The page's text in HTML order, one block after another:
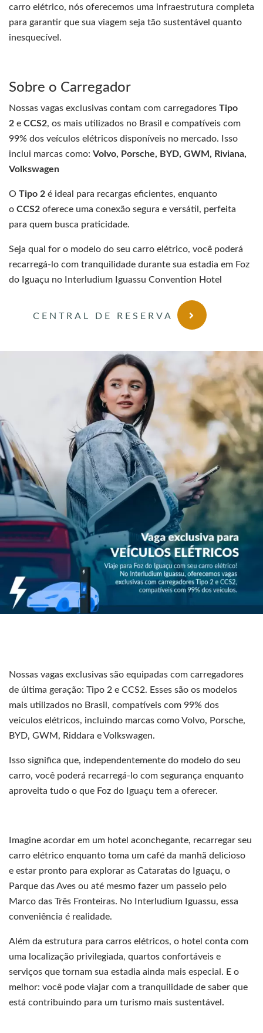
carro elétrico, nós oferecemos uma infraestrutura completa
para garantir que sua viagem seja tão sustentável quanto
inesquecível.
Sobre o Carregador
Nossas vagas exclusivas contam com carregadores Tipo
2 e CCS2, os mais utilizados no Brasil e compatíveis com
99% dos veículos elétricos disponíveis no mercado. Isso
inclui marcas como: Volvo, Porsche, BYD, GWM, Riviana,
Volkswagen
O Tipo 2 é ideal para recargas eficientes, enquanto
o CCS2 oferece uma conexão segura e versátil, perfeita
para quem busca praticidade.
Seja qual for o modelo do seu carro elétrico, você poderá
recarregá-lo com tranquilidade durante sua estadia em Foz
do Iguaçu no Interludium Iguassu Convention Hotel
CENTRAL DE RESERVA
Nossas vagas exclusivas são equipadas com carregadores
de última geração: Tipo 2 e CCS2. Esses são os modelos
mais utilizados no Brasil, compatíveis com 99% dos
veículos elétricos, incluindo marcas como Volvo, Porsche,
BYD, GWM, Riddara e Volkswagen.
Isso significa que, independentemente do modelo do seu
carro, você poderá recarregá-lo com segurança enquanto
aproveita tudo o que Foz do Iguaçu tem a oferecer.
Imagine acordar em um hotel aconchegante, recarregar seu
carro elétrico enquanto toma um café da manhã delicioso
e estar pronto para explorar as Cataratas do Iguaçu, o
Parque das Aves ou até mesmo fazer um passeio pelo
Marco das Três Fronteiras. No Interludium Iguassu, essa
conveniência é realidade.
Além da estrutura para carros elétricos, o hotel conta com
uma localização privilegiada, quartos confortáveis e
serviços que tornam sua estadia ainda mais especial. E o
melhor: você pode viajar com a tranquilidade de saber que
está contribuindo para um turismo mais sustentável.